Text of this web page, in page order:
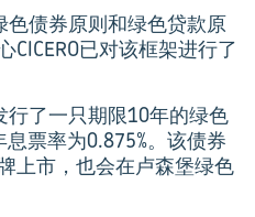
色债券原则和绿色贷款原
已对该框架进行了
行了一只期限10年的绿色
票率为0.875%。该债券
上市，也会在卢森堡绿色